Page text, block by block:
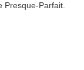
Presque-Parfait.